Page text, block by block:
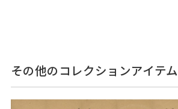
その他のコレクションアイテム